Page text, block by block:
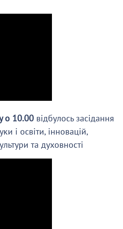
о 10.00 відбулось засідання
і освіти, інновацій,
та духовності